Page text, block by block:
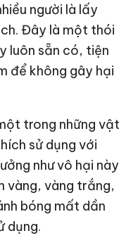
người là lấy
Đây là một thói
luôn sẵn có, tiện
để không gây hại
trong những vật
sử dụng với
như vô hại này
vàng, vàng trắng,
bóng mất dần
dụng.